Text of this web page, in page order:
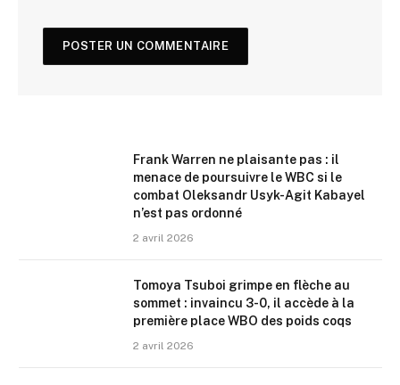
Frank Warren ne plaisante pas : il
menace de poursuivre le WBC si le
combat Oleksandr Usyk-Agit Kabayel
n’est pas ordonné
2 avril 2026
Tomoya Tsuboi grimpe en flèche au
sommet : invaincu 3-0, il accède à la
première place WBO des poids coqs
2 avril 2026